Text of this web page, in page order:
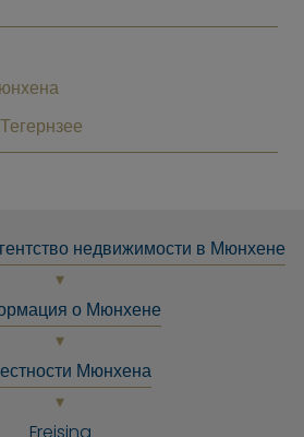
недвижимости в Мюнхене
о Мюнхене
Мюнхена
Freising